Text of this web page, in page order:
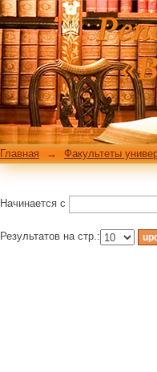
Фильтровать
Главная → Факультеты
Начинается с
Результатов на стр.: